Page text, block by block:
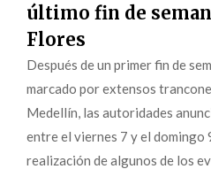
último fin de
Flores
Después de un primer fin de
marcado por extensos
Medellín, las autoridades
entre el viernes 7 y el domingo
realización de algunos de los